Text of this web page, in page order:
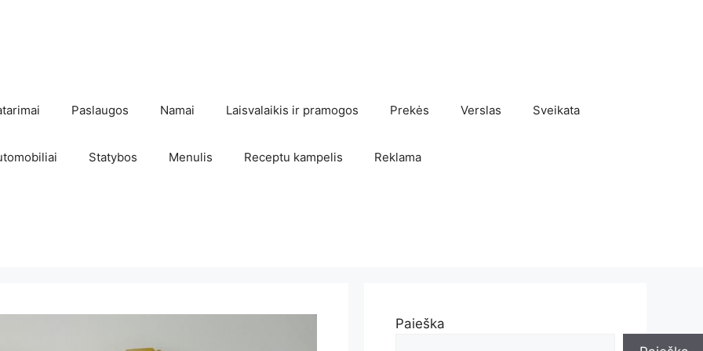
Paslaugos Namai Laisvalaikis ir pramogos Prekės Verslas Sveikata
Statybos Menulis Receptu kampelis Reklama
Paieška